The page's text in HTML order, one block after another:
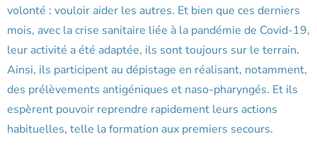
volonté : vouloir aider les autres. Et bien que ces derniers
mois, avec la crise sanitaire liée à la pandémie de Covid-19,
leur activité a été adaptée, ils sont toujours sur le terrain.
Ainsi, ils participent au dépistage en réalisant, notamment,
des prélèvements antigéniques et naso-pharyngés. Et ils
espèrent pouvoir reprendre rapidement leurs actions
habituelles, telle la formation aux premiers secours.